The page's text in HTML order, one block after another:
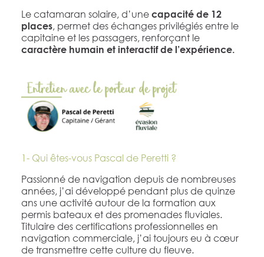
Le catamaran solaire, d’une capacité de 12
places, permet des échanges privilégiés entre le
capitaine et les passagers, renforçant le
caractère humain et interactif de l’expérience.
1- Qui êtes-vous Pascal de Peretti ?
Passionné de navigation depuis de nombreuses
années, j’ai développé pendant plus de quinze
ans une activité autour de la formation aux
permis bateaux et des promenades fluviales.
Titulaire des certifications professionnelles en
navigation commerciale, j’ai toujours eu à cœur
de transmettre cette culture du fleuve.